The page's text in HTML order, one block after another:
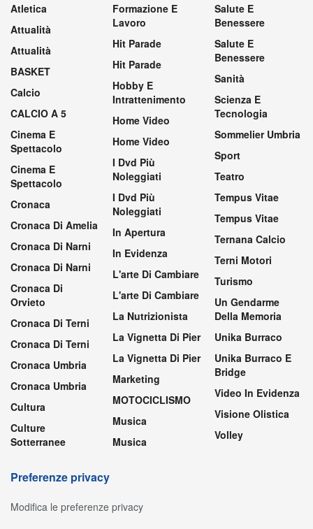
Atletica
Attualità
Attualità
BASKET
Calcio
CALCIO A 5
Cinema E
Spettacolo
Cinema E
Spettacolo
Cronaca
Cronaca Di Amelia
Cronaca Di Narni
Cronaca Di Narni
Cronaca Di
Orvieto
Cronaca Di Terni
Cronaca Di Terni
Cronaca Umbria
Cronaca Umbria
Cultura
Culture
Sotterranee
Formazione E
Lavoro
Hit Parade
Hit Parade
Hobby E
Intrattenimento
Home Video
Home Video
I Dvd Più
Noleggiati
I Dvd Più
Noleggiati
In Apertura
In Evidenza
L'arte Di Cambiare
L'arte Di Cambiare
La Nutrizionista
La Vignetta Di Pier
La Vignetta Di Pier
Marketing
MOTOCICLISMO
Musica
Musica
Salute E
Benessere
Salute E
Benessere
Sanità
Scienza E
Tecnologia
Sommelier Umbria
Sport
Teatro
Tempus Vitae
Tempus Vitae
Ternana Calcio
Terni Motori
Turismo
Un Gendarme
Della Memoria
Unika Burraco
Unika Burraco E
Bridge
Video In Evidenza
Visione Olistica
Volley
Preferenze privacy
Modifica le preferenze privacy